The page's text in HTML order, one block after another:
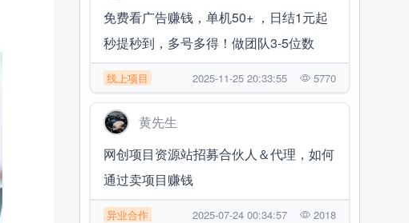
免费看广告赚钱，单机50+ ，日结1元起
秒提秒到，多号多得！做团队3-5位数
线上项目 2025-11-25 20:33:55 5770
黄先生
网创项目资源站招募合伙人＆代理，如何
通过卖项目赚钱
异业合作 2025-07-24 00:34:57 2018